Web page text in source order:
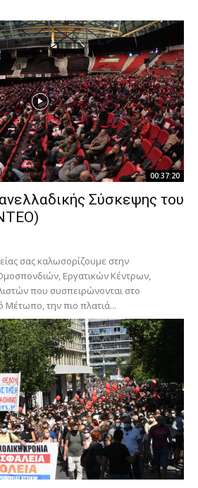
00:37:20
Σύσκεψης του
σας καλωσορίζουμε στην
Εργατικών Κέντρων,
που συσπειρώνονται στο
Μέτωπο, την πιο πλατιά...